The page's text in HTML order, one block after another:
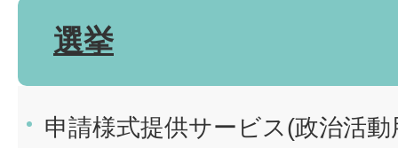
選挙
申請様式提供サービス(政治活